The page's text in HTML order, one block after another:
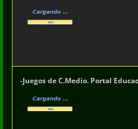
-Juegos de C.Medio. Portal